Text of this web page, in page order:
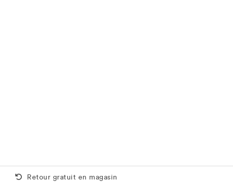
Retour gratuit aussi en magasin
Retour gratuit en magasin